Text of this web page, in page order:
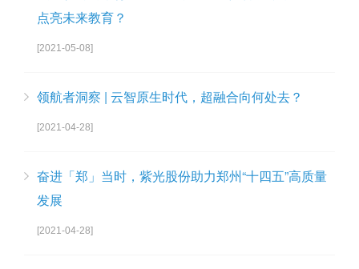
点亮未来教育？
[2021-05-08]
领航者洞察 | 云智原生时代，超融合向何处去？
[2021-04-28]
奋进「郑」当时，紫光股份助力郑州“十四五”高质量
发展
[2021-04-28]